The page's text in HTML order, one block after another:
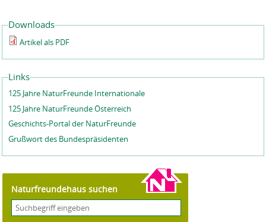
Downloads
Artikel als PDF
Links
125 Jahre NaturFreunde Internationale
125 Jahre NaturFreunde Österreich
Geschichts-Portal der NaturFreunde
Grußwort des Bundespräsidenten
Naturfreundehaus suchen